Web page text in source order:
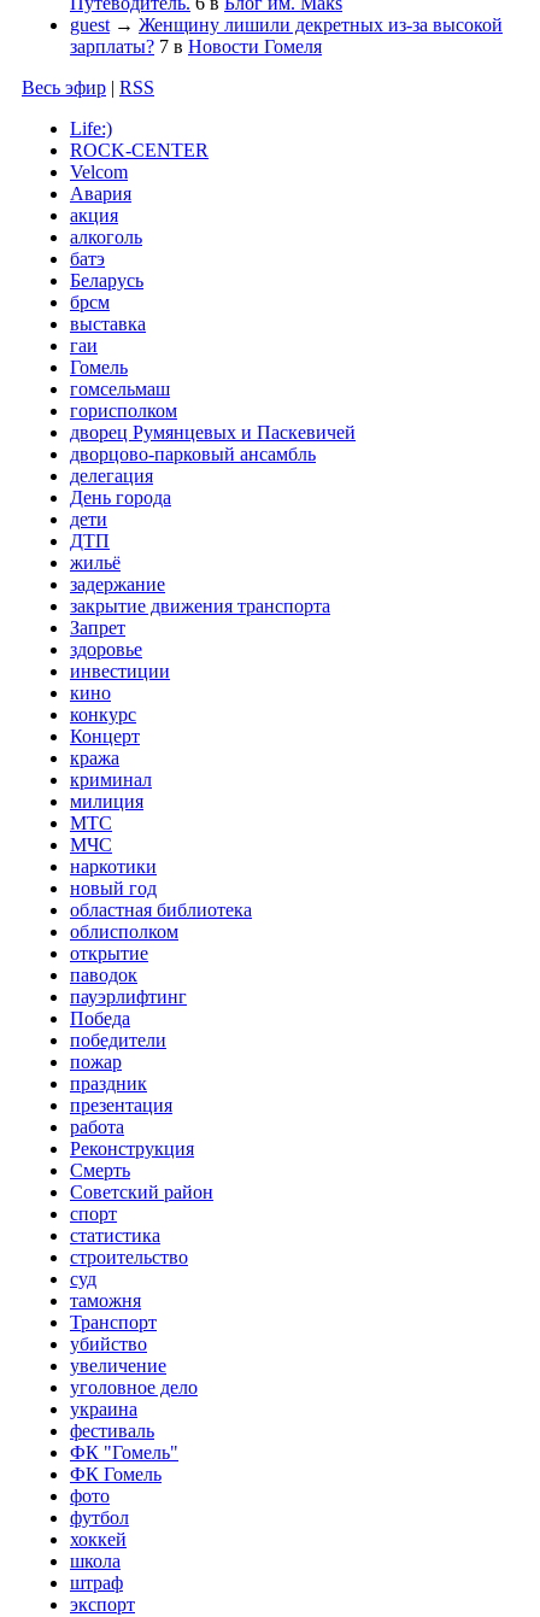
guest → Женщину лишили декретных из-за высокой
зарплаты? 7 в Новости Гомеля
Весь эфир | RSS
Life:)
ROCK-CENTER
Velcom
Авария
акция
алкоголь
батэ
Беларусь
брсм
выставка
гаи
Гомель
гомсельмаш
горисполком
дворец Румянцевых и Паскевичей
дворцово-парковый ансамбль
делегация
День города
дети
ДТП
жильё
задержание
закрытие движения транспорта
Запрет
здоровье
инвестиции
кино
конкурс
Концерт
кража
криминал
милиция
МТС
МЧС
наркотики
новый год
областная библиотека
облисполком
открытие
паводок
пауэрлифтинг
Победа
победители
пожар
праздник
презентация
работа
Реконструкция
Смерть
Советский район
спорт
статистика
строительство
суд
таможня
Транспорт
убийство
увеличение
уголовное дело
украина
фестиваль
ФК "Гомель"
ФК Гомель
фото
футбол
хоккей
школа
штраф
экспорт